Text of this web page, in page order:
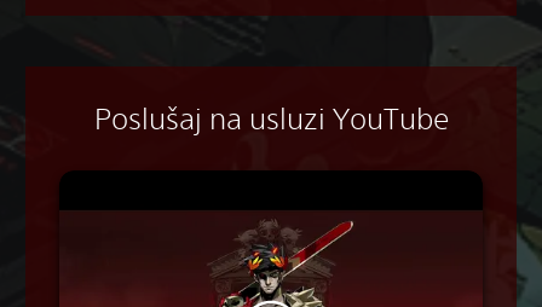
Poslušaj na usluzi YouTube